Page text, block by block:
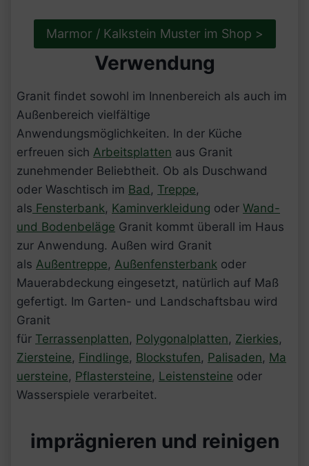
Marmor / Kalkstein Muster im Shop >
Verwendung
Granit findet sowohl im Innenbereich als auch im
Außenbereich vielfältige
Anwendungsmöglichkeiten. In der Küche
erfreuen sich Arbeitsplatten aus Granit
zunehmender Beliebtheit. Ob als Duschwand
oder Waschtisch im Bad , Treppe,
als Fensterbank, Kaminverkleidung oder Wand-
und Bodenbeläge Granit kommt überall im Haus
zur Anwendung. Außen wird Granit
als Außentreppe, Außenfensterbank oder
Mauerabdeckung eingesetzt, natürlich auf Maß
gefertigt. Im Garten- und Landschaftsbau wird
Granit
für Terrassenplatten, Polygonalplatten, Zierkies,
Ziersteine, Findlinge, Blockstufen, Palisaden, Ma
uersteine, Pflastersteine, Leistensteine oder
Wasserspiele verarbeitet.
imprägnieren und reinigen